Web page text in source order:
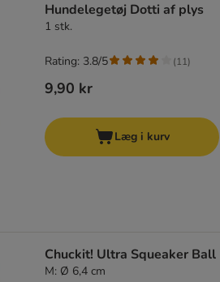
Hundelegetøj Dotti af plys
1 stk.
9,90 kr
Rating: 3.8/5 (11)
Læg i kurv
Chuckit! Ultra Squeaker Ball
M: Ø 6,4 cm